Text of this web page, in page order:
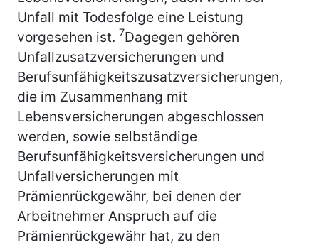
Unfall mit Todesfolge eine Leistung
vorgesehen ist. 7Dagegen gehören
Unfallzusatzversicherungen und
Berufsunfähigkeitszusatzversicherungen,
die im Zusammenhang mit
Lebensversicherungen abgeschlossen
werden, sowie selbständige
Berufsunfähigkeitsversicherungen und
Unfallversicherungen mit
Prämienrückgewähr, bei denen der
Arbeitnehmer Anspruch auf die
Prämienrückgewähr hat, zu den